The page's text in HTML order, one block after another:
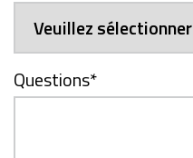
Questions*